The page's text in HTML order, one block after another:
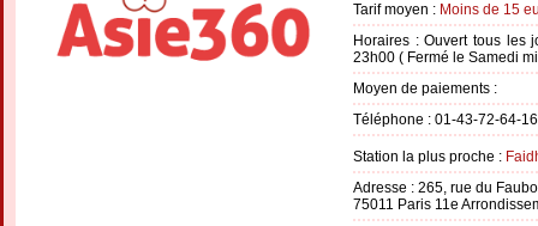
Tarif moyen : Moins de 15
Horaires : Ouvert tous les
23h00 ( Fermé le Samedi
Moyen de paiements :
Téléphone : 01-43-72-64-16
Station la plus proche :
Adresse : 265, rue du
75011 Paris 11e